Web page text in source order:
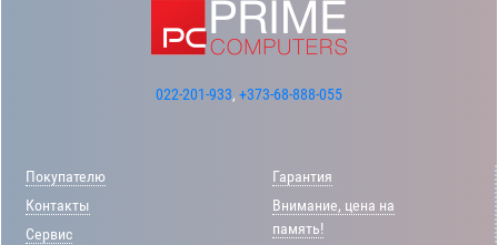
022-201-933, +373-68-888-055
Покупателю
Контакты
Сервис
Гарантия
Внимание, цена на
память!